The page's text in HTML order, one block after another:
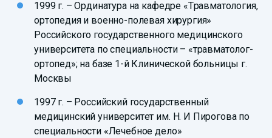
1999 г. – Ординатура на кафедре «Травматология,
ортопедия и военно-полевая хирургия»
Российского государственного медицинского
университета по специальности – «травматолог-
ортопед»; на базе 1-й Клинической больницы г.
Москвы
1997 г. – Российский государственный
медицинский университет им. Н. И Пирогова по
специальности «Лечебное дело»